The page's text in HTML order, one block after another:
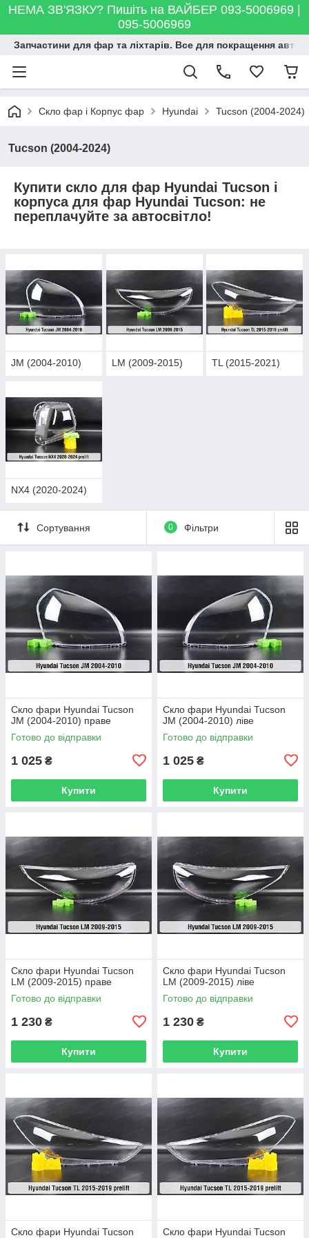
НЕМА ЗВ'ЯЗКУ? Пишіть на ВАЙБЕР 093-5006969 |
095-5006969
Запчастини для фар та ліхтарів. Все для покращення
Скло фар і Корпус фар Hyundai Tucson (2004-2024)
Tucson (2004-2024)
Купити скло для фар Hyundai Tucson і
корпуса для фар Hyundai Tucson: не
переплачуйте за автосвітло!
JM (2004-2010) LM (2009-2015) TL (2015-2021)
NX4 (2020-2024)
Сортування 0 Фільтри
Скло фари Hyundai Tucson
JM (2004-2010) праве
Готово до відправки
1 025 ₴
Купити
Скло фари Hyundai Tucson
JM (2004-2010) ліве
Готово до відправки
1 025 ₴
Купити
Скло фари Hyundai Tucson
LM (2009-2015) праве
Готово до відправки
1 230 ₴
Купити
Скло фари Hyundai Tucson
LM (2009-2015) ліве
Готово до відправки
1 230 ₴
Купити
Скло фари Hyundai Tucson
Скло фари Hyundai Tucson